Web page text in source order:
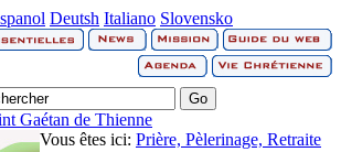
Deutsh Italiano Slovensko
Gaétan de Thienne
Vous êtes ici: Prière, Pèlerinage, Retraite